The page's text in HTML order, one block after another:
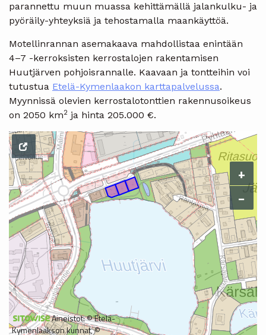
parannettu muun muassa kehittämällä jalankulku- ja
pyöräily-yhteyksiä ja tehostamalla maankäyttöä.
Motellinrannan asemakaava mahdollistaa enintään
4–7 -kerroksisten kerrostalojen rakentamisen
Huutjärven pohjoisrannalle. Kaavaan ja tontteihin voi
tutustua Etelä-Kymenlaakon karttapalvelussa.
Myynnissä olevien kerrostalotonttien rakennusoikeus
on 2050 km2 ja hinta 205.000 €.